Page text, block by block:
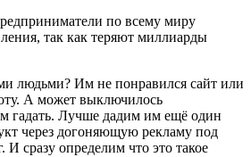
по всему миру
так как теряют миллиарды
людьми? Им не понравился сайт или
А может выключилось
гадать. Лучше дадим им ещё один
через догоняющую рекламу под
И сразу определим что это такое